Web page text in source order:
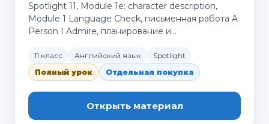
Spotlight 11, Module 1e: character description,
Module 1 Language Check, письменная работа A
Person I Admire, планирование и…
11 класс Английский язык
Spotlight
Полный урок
Отдельная покупка
Открыть материал